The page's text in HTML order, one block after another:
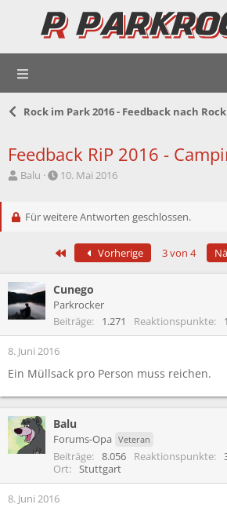
Rock im Park 2016 - Feedback nach
Feedback RiP 2016 -
E
t
r
Balu
E
t
l
a
m
10. Mai 2016
Für weitere Antworten geschlossen.
Erste Vorherige 3 von 4
Cunego
Parkrocker
Beiträge
1.271 Reaktionspunkte
8. Juni 2016
Ein Müllsack pro Person muss reichen.
Balu
Forums-Opa Veteran
Beiträge 8.056 Reaktionspunkte
Ort
Stuttgart
8. Juni 2016